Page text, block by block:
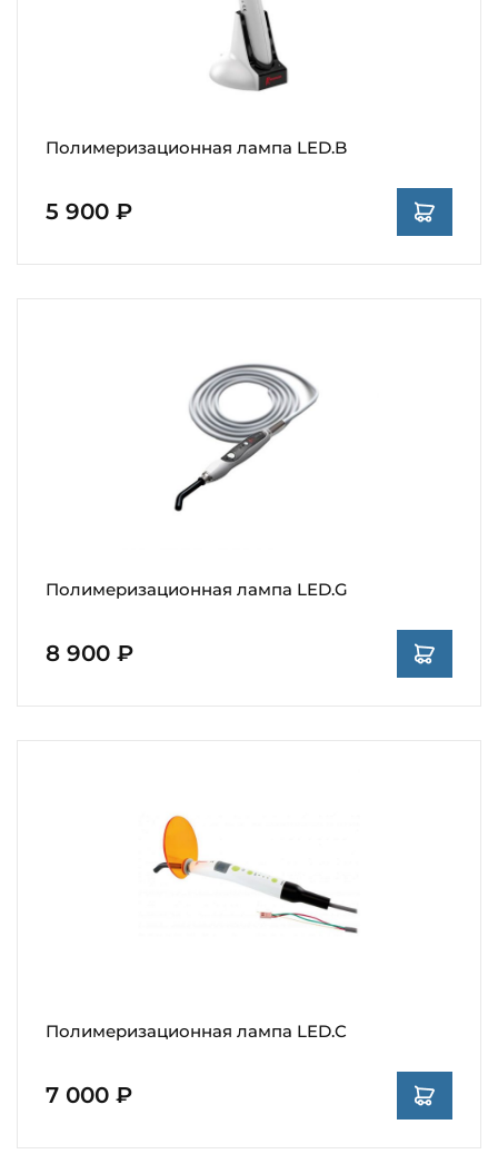
Полимеризационная лампа LED.B
5 900 ₽
Полимеризационная лампа LED.G
8 900 ₽
Полимеризационная лампа LED.C
7 000 ₽